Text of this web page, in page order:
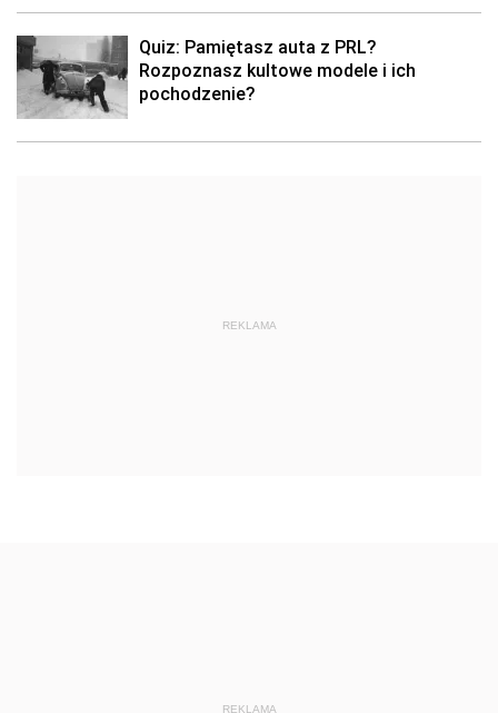
Quiz: Pamiętasz auta z PRL?
Rozpoznasz kultowe modele i ich
pochodzenie?
REKLAMA
REKLAMA